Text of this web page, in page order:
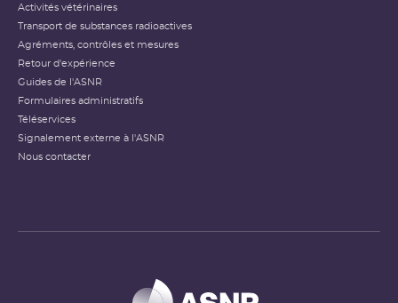
Activités vétérinaires
Transport de substances radioactives
Agréments, contrôles et mesures
Retour d'expérience
Guides de l'ASNR
Formulaires administratifs
Téléservices
Signalement externe à l'ASNR
Nous contacter